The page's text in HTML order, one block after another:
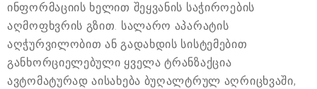
ინფორმაციის ხელით შეყვანის საჭიროების
აღმოფხვრის გზით. სალარო აპარატის
აღჭურვილობით ან გადახდის სისტემებით
განხორციელებული ყველა ტრანზაქცია
ავტომატურად აისახება ბუღალტრულ აღრიცხვაში,